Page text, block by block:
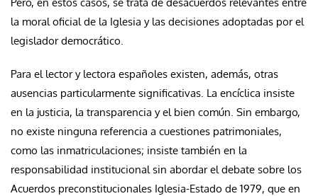
la moral oficial de la Iglesia y las decisiones adoptadas por el
legislador democrático.
Para el lector y lectora españoles existen, además, otras
ausencias particularmente significativas. La encíclica insiste
en la justicia, la transparencia y el bien común. Sin embargo,
no existe ninguna referencia a cuestiones patrimoniales,
como las inmatriculaciones; insiste también en la
responsabilidad institucional sin abordar el debate sobre los
Acuerdos preconstitucionales Iglesia-Estado de 1979, que en